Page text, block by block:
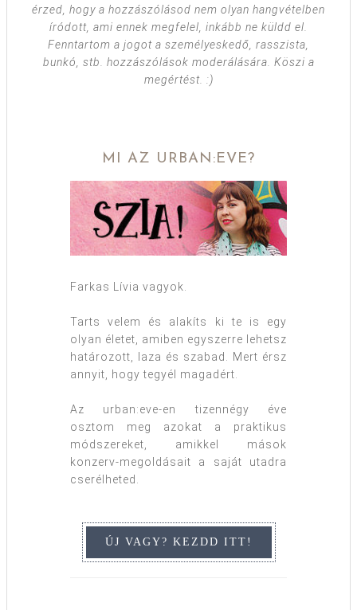
érzed, hogy a hozzászólásod nem olyan hangvételben
íródott, ami ennek megfelel, inkább ne küldd el.
Fenntartom a jogot a személyeskedő, rasszista,
bunkó, stb. hozzászólások moderálására. Köszi a
megértést. :)
MI AZ URBAN:EVE?
Farkas Lívia vagyok.
Tarts velem és alakíts ki te is egy
olyan életet, amiben egyszerre lehetsz
határozott, laza és szabad. Mert érsz
annyit, hogy tegyél magadért.
Az urban:eve-en tizennégy éve
osztom meg azokat a praktikus
módszereket, amikkel mások
konzerv-megoldásait a saját utadra
cserélheted.